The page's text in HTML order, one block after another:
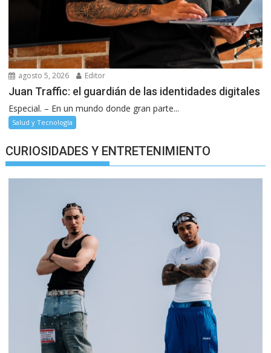
agosto 5, 2026 Editor
Juan Traffic: el guardián de las identidades digitales
Especial. – En un mundo donde gran parte...
Salud y Tecnología
CURIOSIDADES Y ENTRETENIMIENTO